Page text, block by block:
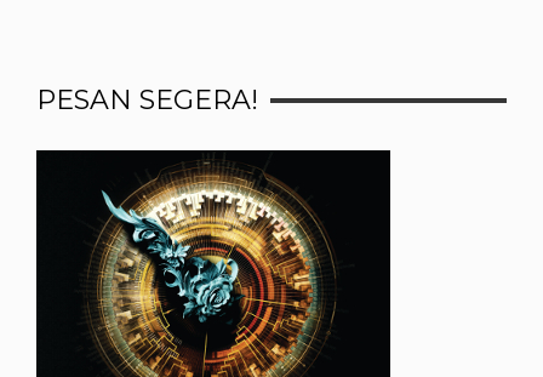
PESAN SEGERA!